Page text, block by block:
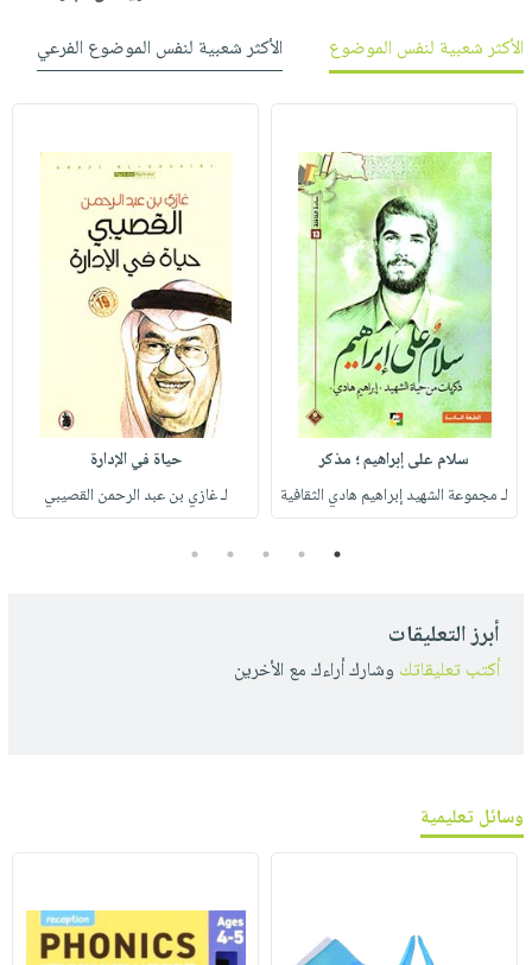
الأكثر شعبية لنفس الموضوع
الأكثر شعبية لنفس الموضوع الفرعي
سلام على إبراهيم ؛ مذكر
لـ مجموعة الشهيد إبراهيم هادي الثقافية
حياة في الإدارة
لـ غازي بن عبد الرحمن القصيبي
1
2
3
4
5
أبرز التعليقات
أكتب تعليقاتك وشارك أراءك مع الأخرين
وسائل تعليمية